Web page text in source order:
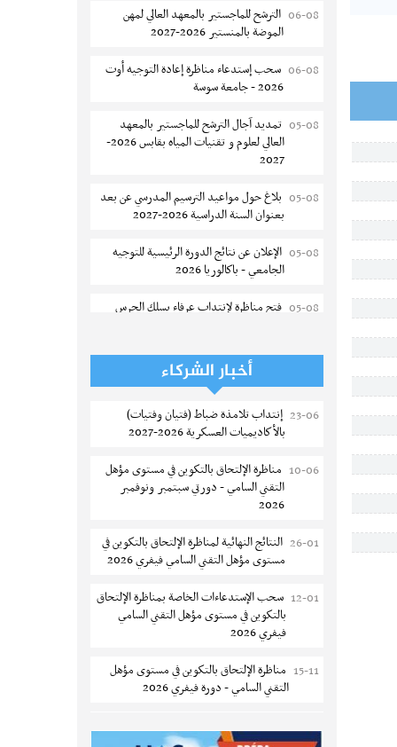
06-08 الترشح للماجستير بالمعهد العالي لمهن
الموضة بالمنستير 2026-2027
06-08 سحب إستدعاء مناظرة إعادة التوجيه أوت
2026 - جامعة سوسة
05-08 تمديد آجال الترشح للماجستير بالمعهد
العالي لعلوم و تقنيات المياه بقابس 2026-
2027
05-08 بلاغ حول مواعيد الترسيم المدرسي عن بعد
بعنوان السنة الدراسية 2026-2027
05-08 الإعلان عن نتائج الدورة الرئيسية للتوجيه
الجامعي - باكالوريا 2026
05-08 فتح مناظرة لإنتداب عرفاء بسلك الحرس
تسجيل طلبة كلية الآداب والفنون
والإنسانيات بمنوبة 2026-2027
05-08 المعهد العالي للرياضة و التربية البدنية
بقصر السعيد : ترسيم السنوات الثانية
تمديد آجال الترشح للماجستير بكلية العلوم
بقابس 2026-2027
05-08 كلية العلوم الإقتصادية والتصرف بسوسة :
الترشح لماجستير مهني جديد
05-08 الترشح للماجستير بالمعهد العالي للرياضة
والتربية البدنية بصفاقس 2026-2027
التعليم الثانوي والفني والتقني
جوقار الفحص :فتح باب الترشح لقبول
أخبار الشركاء
23-06 إنتداب تلامذة ضباط (فتيان وفتيات)
بالأكاديميات العسكرية 2026-2027
10-06 مناظرة الإلتحاق بالتكوين في مستوى مؤهل
التقني السامي - دورتي سبتمبر ونوفمبر
2026
26-01 النتائج النهائية لمناظرة الإلتحاق بالتكوين في
مستوى مؤهل التقني السامي فيفري 2026
12-01 سحب الإستدعاءات الخاصة بمناظرة الإلتحاق
بالتكوين في مستوى مؤهل التقني السامي
فيفري 2026
15-11 مناظرة الإلتحاق بالتكوين في مستوى مؤهل
التقني السامي - دورة فيفري 2026
12-09